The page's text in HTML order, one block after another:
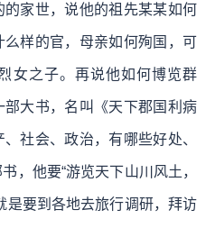
家世，说他的祖先某某如何
样的官，母亲如何殉国，可
女之子。再说他如何博览群
大书，名叫《天下郡国利病
社会、政治，有哪些好处、
，他要“游览天下山川风土，
是要到各地去旅行调研，拜访